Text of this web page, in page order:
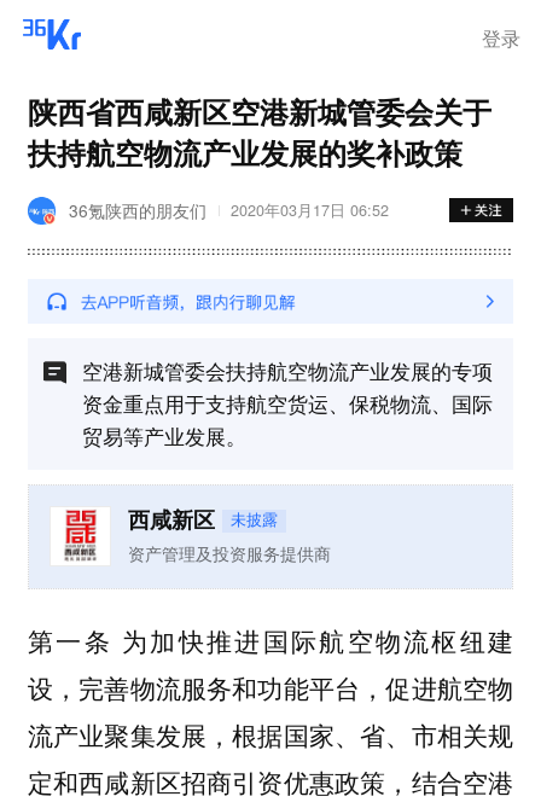
登录
陕西省西咸新区空港新城管委会关于
扶持航空物流产业发展的奖补政策
36氪陕西的朋友们 2020年03月17日 06:52
空港新城管委会扶持航空物流产业发展的专项
资金重点用于支持航空货运、保税物流、国际
贸易等产业发展。
西咸新区 未披露
资产管理及投资服务提供商
第一条 为加快推进国际航空物流枢纽建
设，完善物流服务和功能平台，促进航空物
流产业聚集发展，根据国家、省、市相关规
定和西咸新区招商引资优惠政策，结合空港